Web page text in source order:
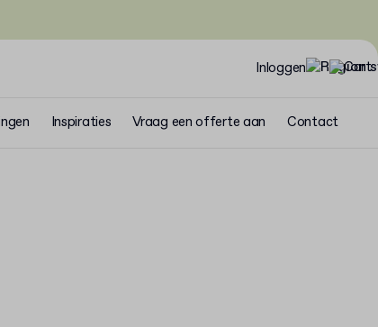
Inloggen
Inspiraties Vraag een offerte aan Contact